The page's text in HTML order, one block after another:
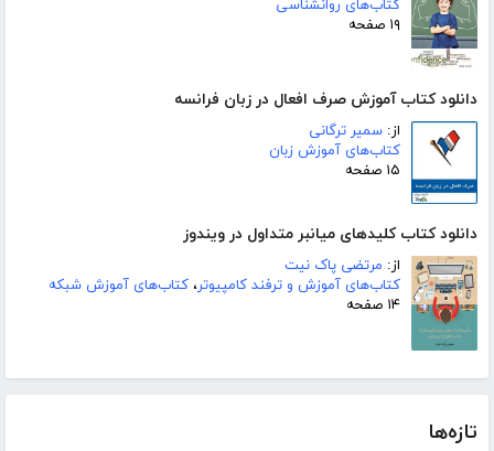
کتاب‌های روانشناسی
۱۹ صفحه
دانلود کتاب آموزش صرف افعال در زبان فرانسه
از: سمیر ترگانی
کتاب‌های آموزش زبان
۱۵ صفحه
دانلود کتاب کلیدهای میانبر متداول در ویندوز
از: مرتضی پاک نیت
کتاب‌های آموزش و ترفند کامپیوتر، کتاب‌های آموزش شبکه
۱۴ صفحه
تازه‌ها